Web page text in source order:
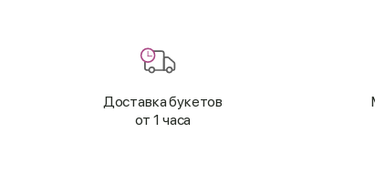
Доставка букетов
от 1 часа